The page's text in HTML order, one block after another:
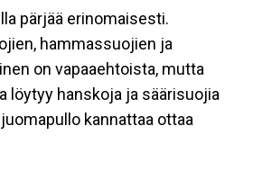
pärjää erinomaisesti.
hammassuojien ja
on vapaaehtoista, mutta
löytyy hanskoja ja säärisuojia
kannattaa ottaa